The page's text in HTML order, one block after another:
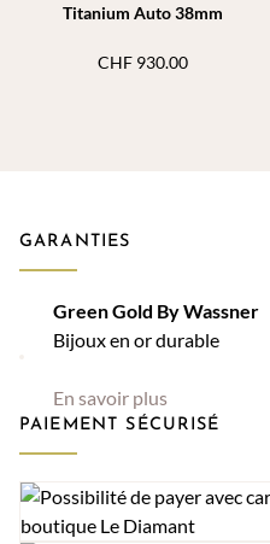
Titanium Auto 38mm
CHF930.00
GARANTIES
Green Gold By Wassner
Bijoux en or durable
En savoir plus
PAIEMENT SÉCURISÉ